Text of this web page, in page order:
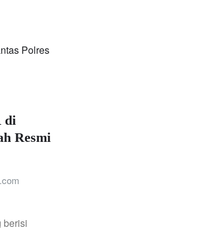
di
Resmi
berisi